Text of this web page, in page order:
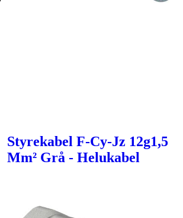
Styrekabel F-Cy-Jz 12g1,5
Mm² Grå - Helukabel